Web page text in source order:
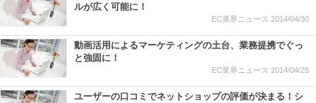
ルが広く可能に！
EC業界ニュース 2014/04/30
動画活用によるマーケティングの土台、業務提携でぐっ
と強固に！
EC業界ニュース 2014/04/25
ユーザーの口コミでネットショップの評価が決まる！シ